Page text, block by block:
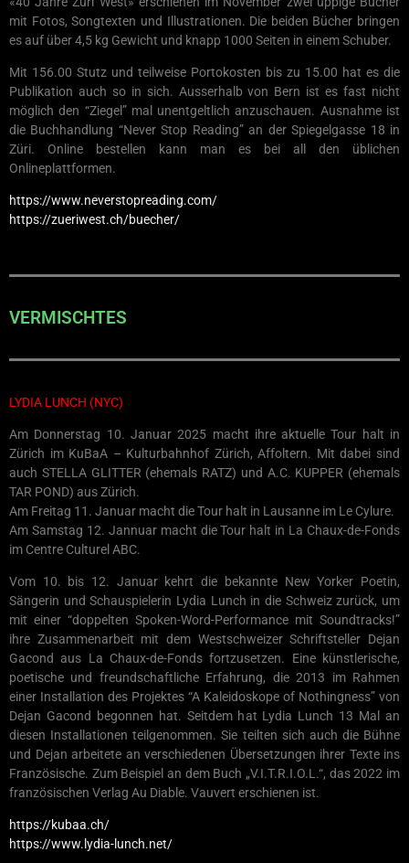
mit Fotos, Songtexten und Illustrationen. Die beiden Bücher bringen
es auf über 4,5 kg Gewicht und knapp 1000 Seiten in einem Schuber.
Mit 156.00 Stutz und teilweise Portokosten bis zu 15.00 hat es die
Publikation auch so in sich. Ausserhalb von Bern ist es fast nicht
möglich den “Ziegel” mal unentgeltlich anzuschauen. Ausnahme ist
die Buchhandlung “Never Stop Reading” an der Spiegelgasse 18 in
Züri. Online bestellen kann man es bei all den üblichen
Onlineplattformen.
https://www.neverstopreading.com/
https://zueriwest.ch/buecher/
VERMISCHTES
LYDIA LUNCH (NYC)
Am Donnerstag 10. Januar 2025 macht ihre aktuelle Tour halt in
Zürich im KuBaA – Kulturbahnhof Zürich, Affoltern. Mit dabei sind
auch STELLA GLITTER (ehemals RATZ) und A.C. KUPPER (ehemals
TAR POND) aus Zürich.
Am Freitag 11. Januar macht die Tour halt in Lausanne im Le Cylure.
Am Samstag 12. Jannuar macht die Tour halt in La Chaux-de-Fonds
im Centre Culturel ABC.
Vom 10. bis 12. Januar kehrt die bekannte New Yorker Poetin,
Sängerin und Schauspielerin Lydia Lunch in die Schweiz zurück, um
mit einer “doppelten Spoken-Word-Performance mit Soundtracks!”
ihre Zusammenarbeit mit dem Westschweizer Schriftsteller Dejan
Gacond aus La Chaux-de-Fonds fortzusetzen. Eine künstlerische,
poetische und freundschaftliche Erfahrung, die 2013 im Rahmen
einer Installation des Projektes “A Kaleidoskope of Nothingness” von
Dejan Gacond begonnen hat. Seitdem hat Lydia Lunch 13 Mal an
diesen Installationen teilgenommen. Sie teilten sich auch die Bühne
und Dejan arbeitete an verschiedenen Übersetzungen ihrer Texte ins
Französische. Zum Beispiel an dem Buch „V.I.T.R.I.O.L.“, das 2022 im
französischen Verlag Au Diable. Vauvert erschienen ist.
https://kubaa.ch/
https://www.lydia-lunch.net/